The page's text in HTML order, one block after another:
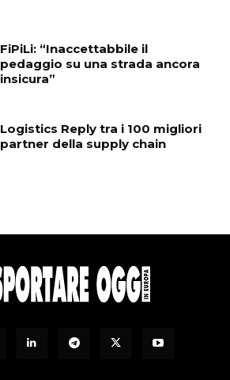
FiPiLi: “Inaccettabbile il
pedaggio su una strada ancora
insicura”
Logistics Reply tra i 100 migliori
partner della supply chain